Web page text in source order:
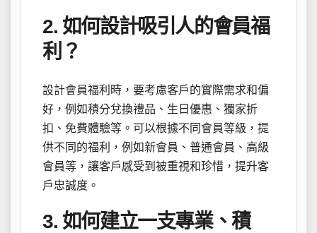
2. 如何設計吸引人的會員福
利？
設計會員福利時，要考慮客戶的實際需求和偏
好，例如積分兌換禮品、生日優惠、獨家折
扣、免費體驗等。可以根據不同會員等級，提
供不同的福利，例如新會員、普通會員、高級
會員等，讓客戶感受到被重視和珍惜，提升客
戶忠誠度。
3. 如何建立一支專業、積